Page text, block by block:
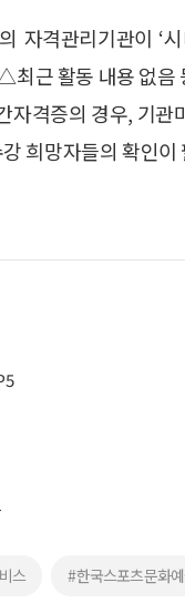
자격관리기관이 ‘
근 활동 내용 없음
격증의 경우, 기관
희망자들의 확인이
스 #한국스포츠문화